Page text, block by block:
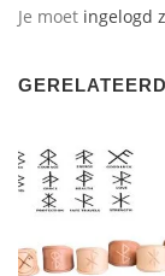
Je moet ingelogd